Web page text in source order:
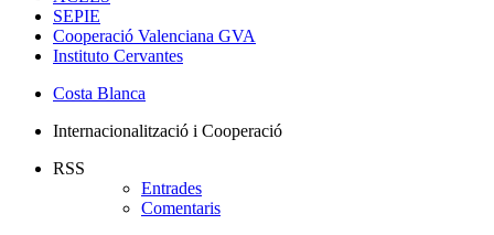
SEPIE
Cooperació Valenciana GVA
Instituto Cervantes
Costa Blanca
Internacionalització i Cooperació
RSS
Entrades
Comentaris